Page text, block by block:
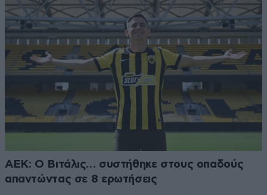
ΑΕΚ: Ο Βιτάλις… συστήθηκε στους οπαδούς
απαντώντας σε 8 ερωτήσεις